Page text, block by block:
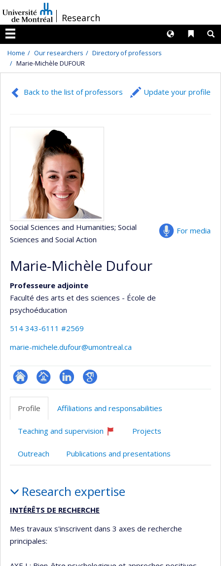
au
contenu
/Research
Menu
Liens
Langues
Home Our researchers
Directory of professors
Marie-Michèle DUFOUR
Back to the list of professors Update your profile
For media
Social Sciences and Humanities; Social
Sciences and Social Action
Marie-Michèle Dufour
Professeure adjointe
Faculté des arts et des sciences - École de
psychoéducation
514 343-6111 #2569
marie-michele.dufour@umontreal.ca
ResearchGate
Page
(faculté,département,école)
LinkedInGoogle
Profile Affiliations and responsabilities
Teaching and supervision
recruiting
Projects
Outreach Publications and presentations
Research expertise
INTÉRÊTS DE RECHERCHE
Mes travaux s'inscrivent dans 3 axes de recherche
principales: